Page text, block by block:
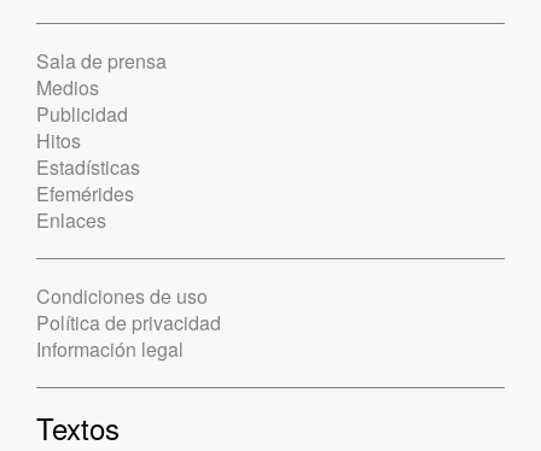
Sala de prensa
Medios
Publicidad
Hitos
Estadísticas
Efemérides
Enlaces
Condiciones de uso
Política de privacidad
Información legal
Textos